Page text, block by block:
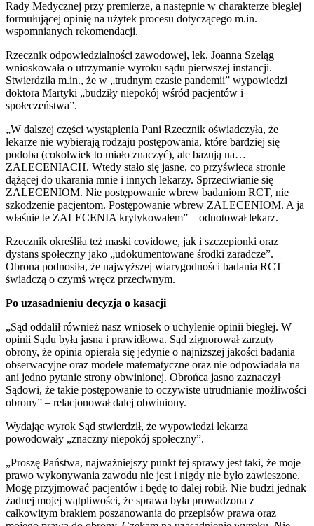
Rady Medycznej przy premierze, a następnie w charakterze biegłej
formułującej opinię na użytek procesu dotyczącego m.in.
wspomnianych rekomendacji.
Rzecznik odpowiedzialności zawodowej, lek. Joanna Szeląg
wnioskowała o utrzymanie wyroku sądu pierwszej instancji.
Stwierdziła m.in., że w „trudnym czasie pandemii” wypowiedzi
doktora Martyki „budziły niepokój wśród pacjentów i
społeczeństwa”.
„W dalszej części wystąpienia Pani Rzecznik oświadczyła, że
lekarze nie wybierają rodzaju postępowania, które bardziej się
podoba (cokolwiek to miało znaczyć), ale bazują na…
ZALECENIACH. Wtedy stało się jasne, co przyświeca stronie
dążącej do ukarania mnie i innych lekarzy. Sprzeciwianie się
ZALECENIOM. Nie postępowanie wbrew badaniom RCT, nie
szkodzenie pacjentom. Postępowanie wbrew ZALECENIOM. A ja
właśnie te ZALECENIA krytykowałem” – odnotował lekarz.
Rzecznik określiła też maski covidowe, jak i szczepionki oraz
dystans społeczny jako „udokumentowane środki zaradcze”.
Obrona podnosiła, że najwyższej wiarygodności badania RCT
świadczą o czymś wręcz przeciwnym.
Po uzasadnieniu decyzja o kasacji
„Sąd oddalił również nasz wniosek o uchylenie opinii biegłej. W
opinii Sądu była jasna i prawidłowa. Sąd zignorował zarzuty
obrony, że opinia opierała się jedynie o najniższej jakości badania
obserwacyjne oraz modele matematyczne oraz nie odpowiadała na
ani jedno pytanie strony obwinionej. Obrońca jasno zaznaczył
Sądowi, że takie postępowanie to oczywiste utrudnianie możliwości
obrony” – relacjonował dalej obwiniony.
Wydając wyrok Sąd stwierdził, że wypowiedzi lekarza
powodowały „znaczny niepokój społeczny”.
„Proszę Państwa, najważniejszy punkt tej sprawy jest taki, że moje
prawo wykonywania zawodu nie jest i nigdy nie było zawieszone.
Mogę przyjmować pacjentów i będę to dalej robił. Nie budzi jednak
żadnej mojej wątpliwości, że sprawa była prowadzona z
całkowitym brakiem poszanowania do przepisów prawa oraz